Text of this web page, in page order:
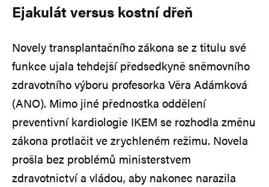
Ejakulát versus kostní dřeň
Novely transplantačního zákona se z titulu své
funkce ujala tehdejší předsedkyně sněmovního
zdravotního výboru profesorka Věra Adámková
(ANO). Mimo jiné přednostka oddělení
preventivní kardiologie IKEM se rozhodla změnu
zákona protlačit ve zrychleném režimu. Novela
prošla bez problémů ministerstvem
zdravotnictví a vládou, aby nakonec narazila